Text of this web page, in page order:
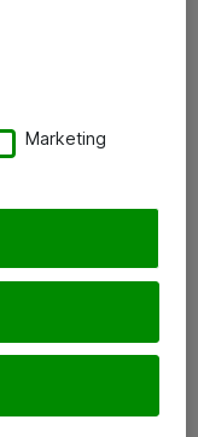
Marketing